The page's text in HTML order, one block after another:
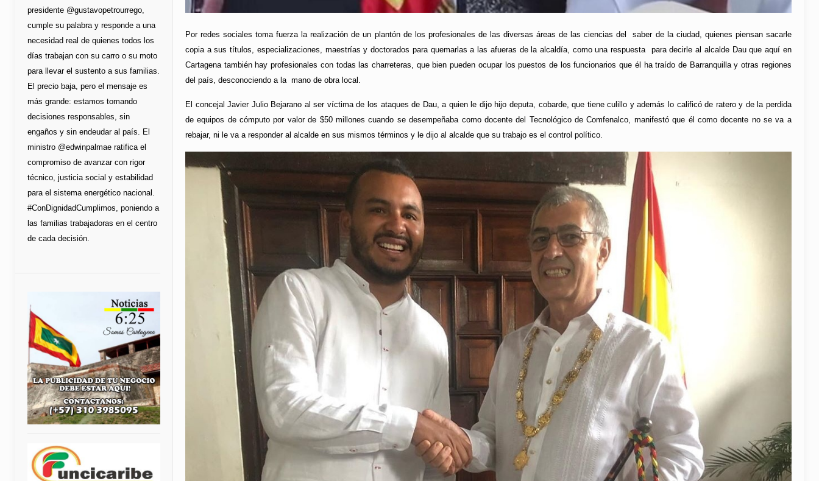
Por redes sociales toma fuerza la realización de un plantón de los profesionales de las diversas áreas de las ciencias del saber de la ciudad, quienes piensan sacarle
copia a sus títulos, especializaciones, maestrías y doctorados para quemarlas a las afueras de la alcaldía, como una respuesta para decirle al alcalde Dau que aquí en
Cartagena también hay profesionales con todas las charreteras, que bien pueden ocupar los puestos de los funcionarios que él ha traído de Barranquilla y otras regiones
del país, desconociendo a la mano de obra local.
El concejal Javier Julio Bejarano al ser víctima de los ataques de Dau, a quien le dijo hijo deputa, cobarde, que tiene culillo y además lo calificó de ratero y de la perdida
de equipos de cómputo por valor de $50 millones cuando se desempeñaba como docente del Tecnológico de Comfenalco, manifestó que él como docente no se va a
rebajar, ni le va a responder al alcalde en sus mismos términos y le dijo al alcalde que su trabajo es el control político.
presidente @gustavopetrourrego,
cumple su palabra y responde a una
necesidad real de quienes todos los
días trabajan con su carro o su moto
para llevar el sustento a sus familias.
El precio baja, pero el mensaje es
más grande: estamos tomando
decisiones responsables, sin
engaños y sin endeudar al país. El
ministro @edwinpalmae ratifica el
compromiso de avanzar con rigor
técnico, justicia social y estabilidad
para el sistema energético nacional.
#ConDignidadCumplimos, poniendo a
las familias trabajadoras en el centro
de cada decisión.